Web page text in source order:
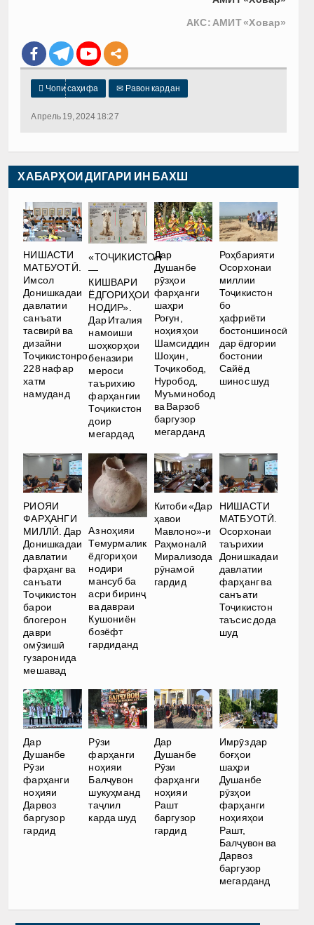
АКС: АМИТ «Ховар»
 Чопи саҳифа ✉ Равон кардан
Апрель 19, 2024 18:27
ХАБАРҲОИ ДИГАРИ ИН БАХШ
НИШАСТИ
МАТБУОТӢ.
Имсол
Донишкадаи
давлатии
санъати
тасвирӣ ва
дизайни
Тоҷикистонро
228 нафар
хатм
намуданд
«ТОҶИКИСТОН
—
КИШВАРИ
ЁДГОРИҲОИ
НОДИР».
Дар Италия
намоиши
шоҳкорҳои
беназири
мероси
таърихию
фарҳангии
Тоҷикистон
доир
мегардад
Дар
Душанбе
рӯзҳои
фарҳанги
шаҳри
Роғун,
ноҳияҳои
Шамсиддин
Шоҳин,
Тоҷикобод,
Нуробод,
Муъминобод
ва Варзоб
баргузор
мегарданд
Роҳбарияти
Осорхонаи
миллии
Тоҷикистон
бо
ҳафриёти
бостоншиносӣ
дар ёдгории
бостонии
Сайёд
шинос шуд
РИОЯИ
ФАРҲАНГИ
МИЛЛӢ. Дар
Донишкадаи
давлатии
фарҳанг ва
санъати
Тоҷикистон
барои
блогерон
даври
омӯзишӣ
гузаронида
мешавад
Аз ноҳияи
Темурмалик
ёдгориҳои
нодири
мансуб ба
асри биринҷ
ва давраи
Кушониён
бозёфт
гардиданд
Китоби «Дар
ҳавои
Мавлоно»-и
Раҳмоналӣ
Мирализода
рӯнамоӣ
гардид
НИШАСТИ
МАТБУОТӢ.
Осорхонаи
таърихии
Донишкадаи
давлатии
фарҳанг ва
санъати
Тоҷикистон
таъсис дода
шуд
Дар
Душанбе
Рӯзи
фарҳанги
ноҳияи
Дарвоз
баргузор
гардид
Рӯзи
фарҳанги
ноҳияи
Балҷувон
шукуҳманд
таҷлил
карда шуд
Дар
Душанбе
Рӯзи
фарҳанги
ноҳияи
Рашт
баргузор
гардид
Имрӯз дар
боғҳои
шаҳри
Душанбе
рӯзҳои
фарҳанги
ноҳияҳои
Рашт,
Балҷувон ва
Дарвоз
баргузор
мегарданд